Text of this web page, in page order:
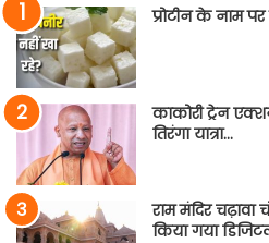
प्रोटीन के नाम
काकोरी ट्रेन
तिरंगा यात्रा…
राम मंदिर चढ़ावा
किया गया